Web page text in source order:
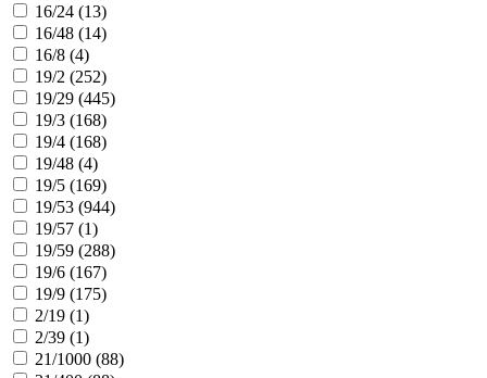
16/24 (13)
16/48 (14)
16/8 (4)
19/2 (252)
19/29 (445)
19/3 (168)
19/4 (168)
19/48 (4)
19/5 (169)
19/53 (944)
19/57 (1)
19/59 (288)
19/6 (167)
19/9 (175)
2/19 (1)
2/39 (1)
21/1000 (88)